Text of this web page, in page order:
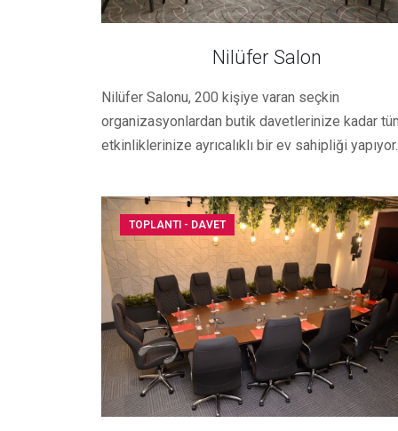
Nilüfer Salon
Nilüfer Salonu, 200 kişiye varan seçkin
organizasyonlardan butik davetlerinize kadar
etkinliklerinize ayrıcalıklı bir ev sahipliği yapıyor.
TOPLANTI - DAVET